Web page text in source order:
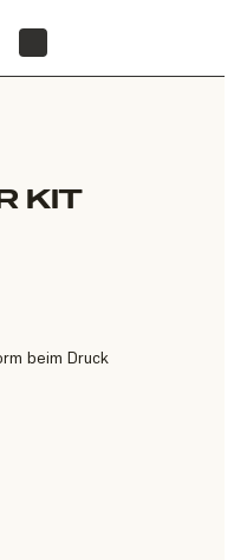
KIT
beim Druck